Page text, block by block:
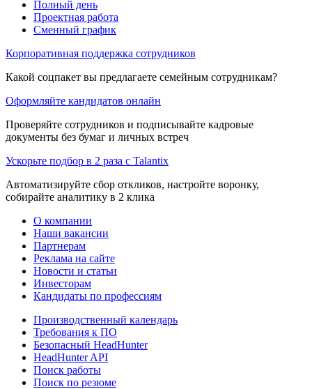
Полный день
Проектная работа
Сменный график
Корпоративная поддержка сотрудников
Какой соцпакет вы предлагаете семейным сотрудникам?
Оформляйте кандидатов онлайн
Проверяйте сотрудников и подписывайте кадровые
документы без бумаг и личных встреч
Ускорьте подбор в 2 раза с Talantix
Автоматизируйте сбор откликов, настройте воронку,
собирайте аналитику в 2 клика
О компании
Наши вакансии
Партнерам
Реклама на сайте
Новости и статьи
Инвесторам
Кандидаты по профессиям
Производственный календарь
Требования к ПО
Безопасный HeadHunter
HeadHunter API
Поиск работы
Поиск по резюме